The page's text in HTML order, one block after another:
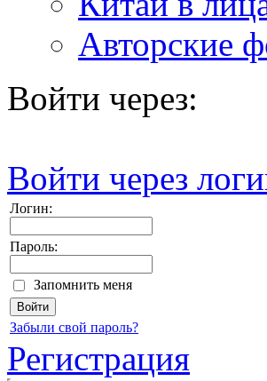
Авторские
Войти через:
Войти через
Логин:
Пароль:
Запомнить меня
Забыли свой пароль?
Регистрация